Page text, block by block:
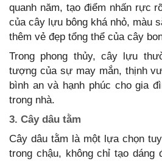
quanh năm, tạo điểm nhấn rực
của cây lựu bông khá nhỏ, màu
thêm vẻ đẹp tổng thể của cây
Trong phong thủy, cây lựu
tượng của sự may mắn, thịnh
bình an và hạnh phúc cho gia
trong nhà.
3. Cây dâu tằm
Cây dâu tằm là một lựa chọn
trong chậu, không chỉ tạo dáng